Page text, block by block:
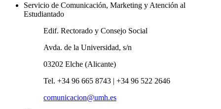
Servicio de Comunicación, Marketing y Atención al
Estudiantado
Edif. Rectorado y Consejo Social
Avda. de la Universidad, s/n
03202 Elche (Alicante)
Tel. +34 96 665 8743 | +34 96 522 2646
comunicacion@umh.es